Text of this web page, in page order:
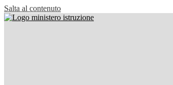
Salta al contenuto